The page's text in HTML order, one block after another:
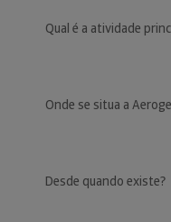
Qual é a atividade
Onde se situa a
Desde quando existe?